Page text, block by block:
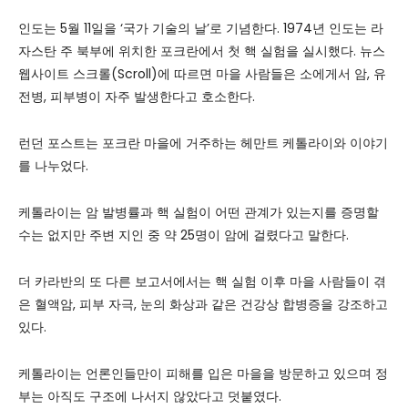
인도는 5월 11일을 ‘국가 기술의 날’로 기념한다. 1974년 인도는 라
자스탄 주 북부에 위치한 포크란에서 첫 핵 실험을 실시했다. 뉴스
웹사이트 스크롤(Scroll)에 따르면 마을 사람들은 소에게서 암, 유
전병, 피부병이 자주 발생한다고 호소한다.
런던 포스트는 포크란 마을에 거주하는 헤만트 케톨라이와 이야기
를 나누었다.
케톨라이는 암 발병률과 핵 실험이 어떤 관계가 있는지를 증명할
수는 없지만 주변 지인 중 약 25명이 암에 걸렸다고 말한다.
더 카라반의 또 다른 보고서에서는 핵 실험 이후 마을 사람들이 겪
은 혈액암, 피부 자극, 눈의 화상과 같은 건강상 합병증을 강조하고
있다.
케톨라이는 언론인들만이 피해를 입은 마을을 방문하고 있으며 정
부는 아직도 구조에 나서지 않았다고 덧붙였다.